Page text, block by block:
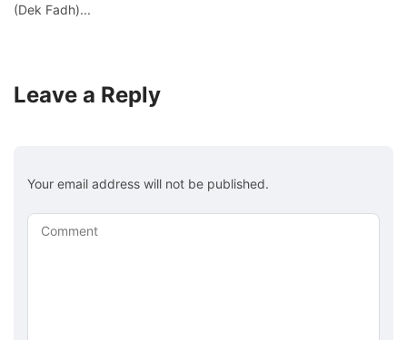
(Dek Fadh)...
Leave a Reply
Your email address will not be published.
Comment